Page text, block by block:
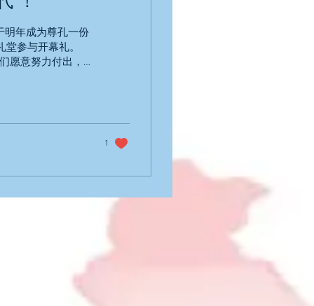
明年成为尊孔一份
参与开幕礼。
愿意努力付出，
1